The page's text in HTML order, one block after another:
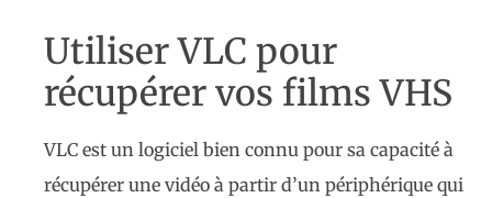
Utiliser VLC pour
récupérer vos films VHS
VLC est un logiciel bien connu pour sa capacité à
récupérer une vidéo à partir d’un périphérique qui